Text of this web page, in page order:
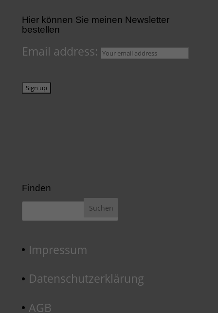
Hier können Sie meinen Newsletter
bestellen
Email address:
Finden
Impressum
Datenschutzerklärung
AGB